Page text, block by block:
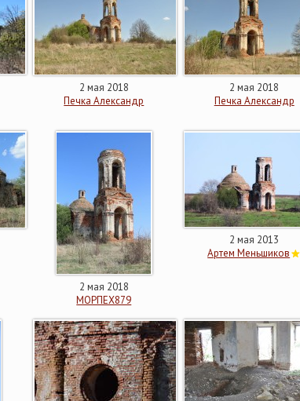
2 мая 2018
Печка Александр
2 мая 2018
Печка Александр
2 мая 2018
МОРПЕХ879
2 мая 2013
Артем Меньшиков